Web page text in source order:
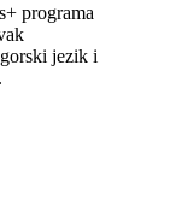
programa
jezik i